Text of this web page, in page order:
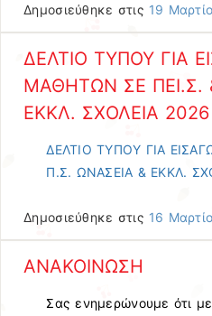
Δημοσιεύθηκε στις 19
ΔΕΛΤΙΟ ΤΥΠΟΥ ΓΙΑ
ΜΑΘΗΤΩΝ ΣΕ ΠΕΙ.Σ.
ΕΚΚΛ. ΣΧΟΛΕΙΑ 2026
ΔΕΛΤΙΟ ΤΥΠΟΥ ΓΙΑ
Π.Σ. ΩΝΑΣΕΙΑ & ΕΚΚΛ.
Δημοσιεύθηκε στις 16
ΑΝΑΚΟΙΝΩΣΗ
Σας ενημερώνουμε ότι